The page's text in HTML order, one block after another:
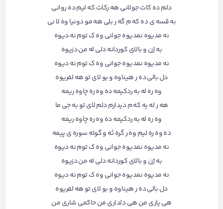
دلم ده کات جولانی هه رکات که لیم ده روانی
به قسه ی ده که م گه ر بلی هه مو دونیا وه لا نی
نه مدیوه نمدیوه جوانی وه ک توم نه دیوه
به ژن و بالای کوردانه دلی له من دزیوه
نه مدیوه نمدیوه جوانی وه ک توم نه دیوه
دل بالی ده ر هیناوه و بو لای تو هه لفریوه
وه ره له به ردکیمه ده وه ره چاوه ریمه
هه ر له یه که م دیدارم دلم لای تو به جی ما
وه ره له به ردکیمه ده وه ره چاوه ریمه
ده وه ره لیم وه ر گره ئه و گوله سوره ی پیمه
نه مدیوه نمدیوه جوانی وه ک توم نه دیوه
به ژن و بالای کوردانه دلی له من دزیوه
نه مدیوه نمدیوه جوانی وه ک توم نه دیوه
دل بالی ده ر هیناوه و بو لای تو هه لفریوه
هی یاری من هی دلداری من حاکمی شاری من